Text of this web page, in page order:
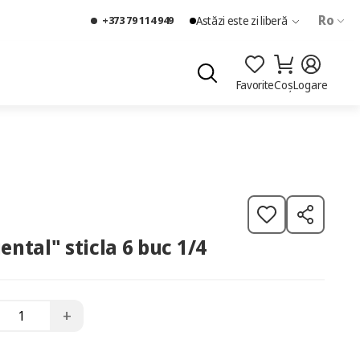
+373 79 114 949 Astăzi este zi liberă Ro
FavoriteCoșLogare
sticla 6 buc 1/4
+